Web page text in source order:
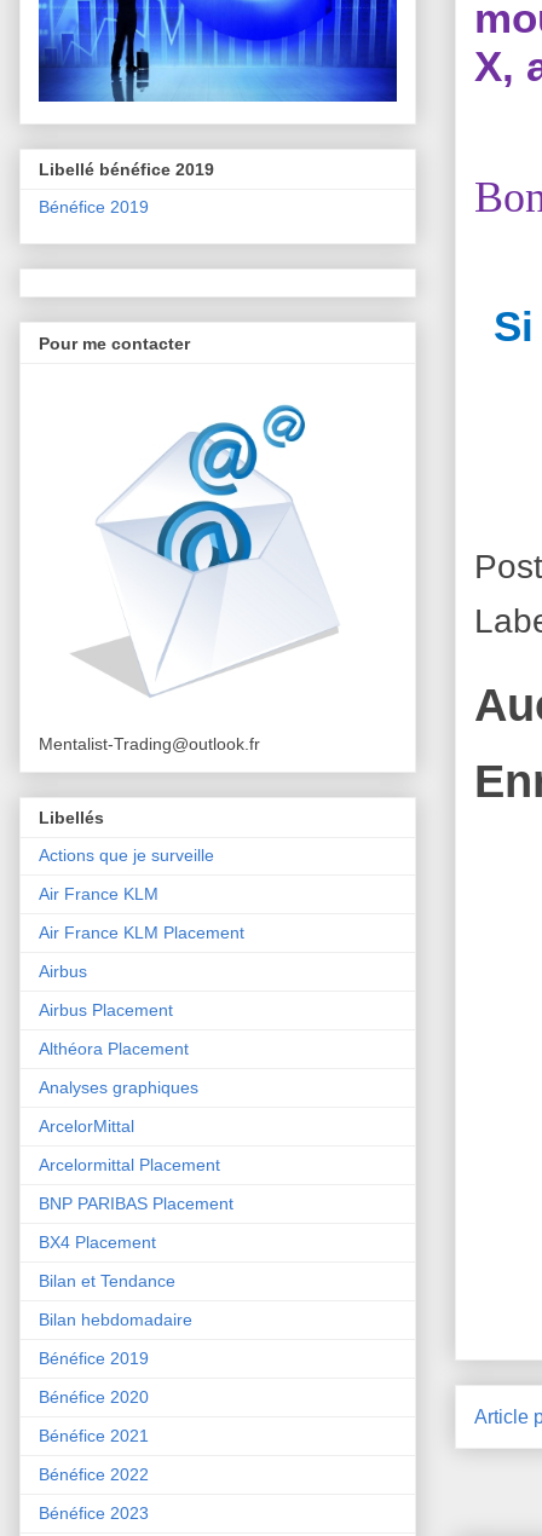
X,
Article
Libellé bénéfice 2019
Bénéfice 2019
Pour me contacter
Mentalist-Trading@outlook.fr
Libellés
Actions que je surveille
Air France KLM
Air France KLM Placement
Airbus
Airbus Placement
Althéora Placement
Analyses graphiques
ArcelorMittal
Arcelormittal Placement
BNP PARIBAS Placement
BX4 Placement
Bilan et Tendance
Bilan hebdomadaire
Bénéfice 2019
Bénéfice 2020
Bénéfice 2021
Bénéfice 2022
Bénéfice 2023